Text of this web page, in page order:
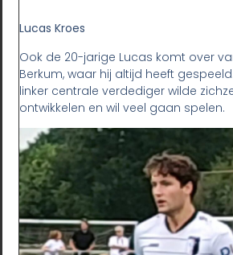
Lucas Kroes
Ook de 20-jarige Lucas komt over
Berkum, waar hij altijd heeft
linker centrale verdediger wilde
ontwikkelen en wil veel gaan spelen.